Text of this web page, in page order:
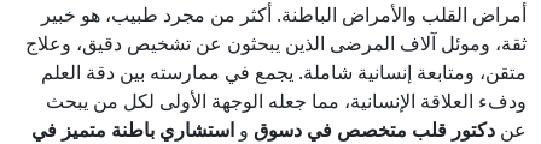
أمراض القلب والأمراض الباطنة. أكثر من مجرد طبيب، هو خبير
ثقة، وموئل آلاف المرضى الذين يبحثون عن تشخيص دقيق، وعلاج
متقن، ومتابعة إنسانية شاملة. يجمع في ممارسته بين دقة العلم
ودفء العلاقة الإنسانية، مما جعله الوجهة الأولى لكل من يبحث
عن دكتور قلب متخصص في دسوق و استشاري باطنة متميز في